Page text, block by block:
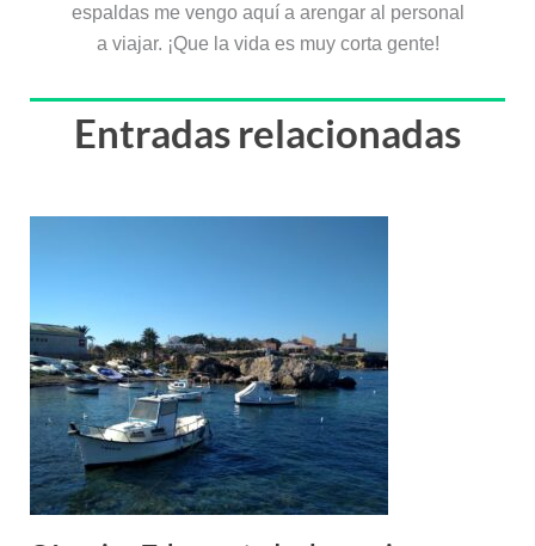
espaldas me vengo aquí a arengar al personal
a viajar. ¡Que la vida es muy corta gente!
Entradas relacionadas